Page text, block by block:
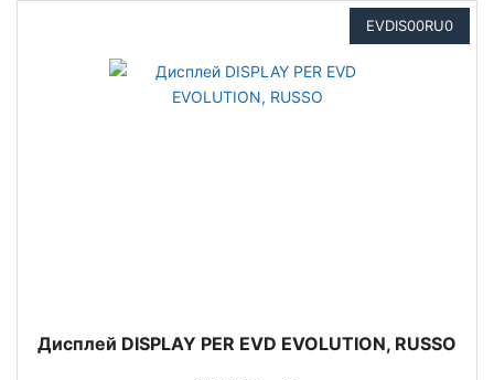
EVDIS00RU0
Дисплей DISPLAY PER EVD EVOLUTION, RUSSO